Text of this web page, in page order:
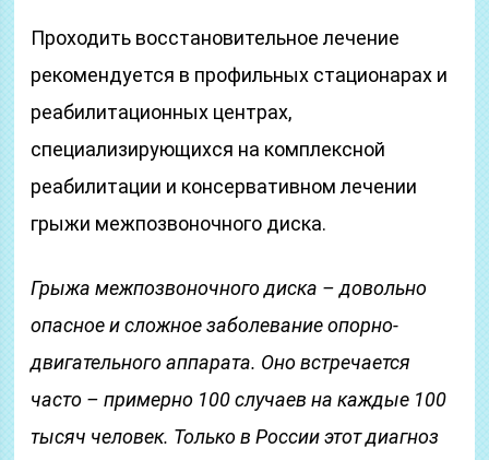
Проходить восстановительное лечение
рекомендуется в профильных стационарах и
реабилитационных центрах,
специализирующихся на комплексной
реабилитации и консервативном лечении
грыжи межпозвоночного диска.
Грыжа межпозвоночного диска – довольно
опасное и сложное заболевание опорно-
двигательного аппарата. Оно встречается
часто – примерно 100 случаев на каждые 100
тысяч человек. Только в России этот диагноз